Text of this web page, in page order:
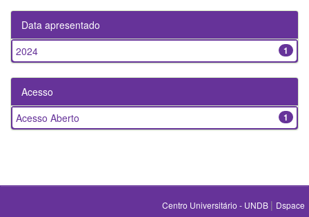
Data apresentado
1
2024
Acesso
1
Acesso Aberto
Centro Universitário - UNDB | Dspace